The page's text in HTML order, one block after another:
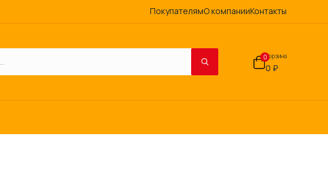
ПокупателямО компанииКонтакты
0Корзина
0 ₽